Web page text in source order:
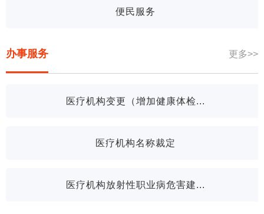
便民服务
办事服务 更多>>
医疗机构变更（增加健康体检...
医疗机构名称裁定
医疗机构放射性职业病危害建...